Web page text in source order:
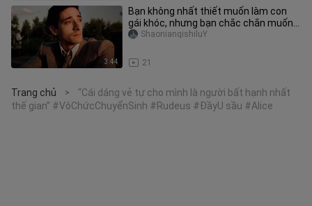
3:44
Bạn không nhất thiết muốn làm con
gái khóc, nhưng bạn chắc chắn muốn
làm con trai khóc!
21
ShaonianqishiluY
Trang chủ >
“Cái dáng vẻ tự cho mình là người bất hạnh nhất
thế gian” #VôChứcChuyểnSinh #Rudeus #ĐầyU sầu #Alice